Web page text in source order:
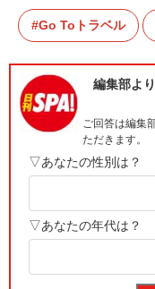
Go Toトラベル